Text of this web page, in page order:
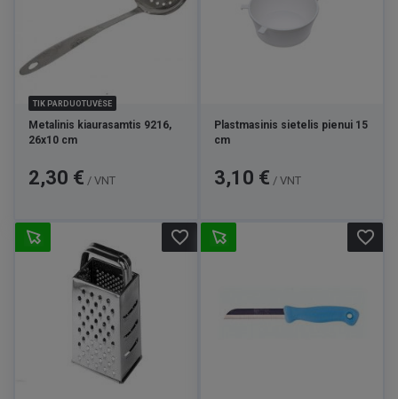
TIK PARDUOTUVĖSE
Metalinis kiaurasamtis 9216,
26x10 cm
Kaina
2,30 € / VNT
Plastmasinis sietelis pienui 15
cm
Kaina
3,10 € / VNT
favorite_border favorite_border